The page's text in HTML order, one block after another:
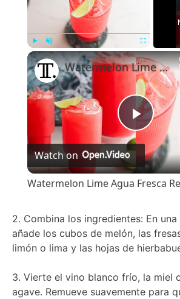
Play Unmute Fullscreen
Play
Watermelon Lime Agua Fresca Recipe
Watch on
Watermelon Lime Agua Fresca
2. Combina los ingredientes: En
añade los cubos de melón, las
limón o lima y las hojas de
3. Vierte el vino blanco frío, la miel
agave. Remueve suavemente para